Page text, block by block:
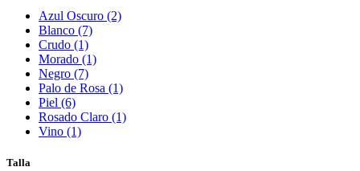
Azul Oscuro (2)
Blanco (7)
Crudo (1)
Morado (1)
Negro (7)
Palo de Rosa (1)
Piel (6)
Rosado Claro (1)
Vino (1)
Talla